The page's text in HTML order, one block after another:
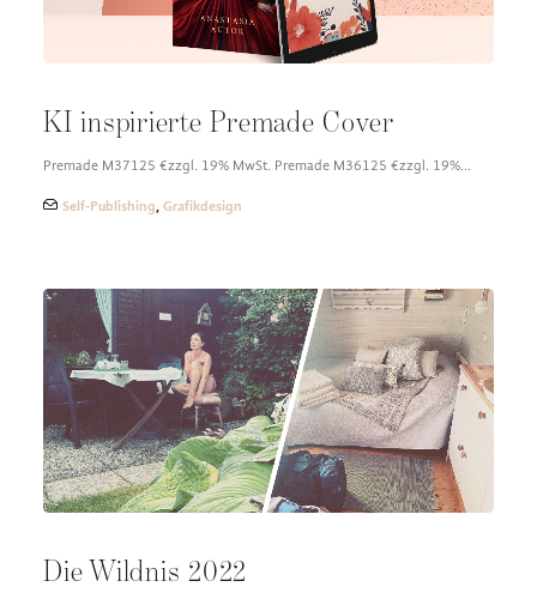
KI inspirierte Premade Cover
Premade M37125 €zzgl. 19% MwSt. Premade M36125 €zzgl. 19%…
Self-Publishing, Grafikdesign
Die Wildnis 2022